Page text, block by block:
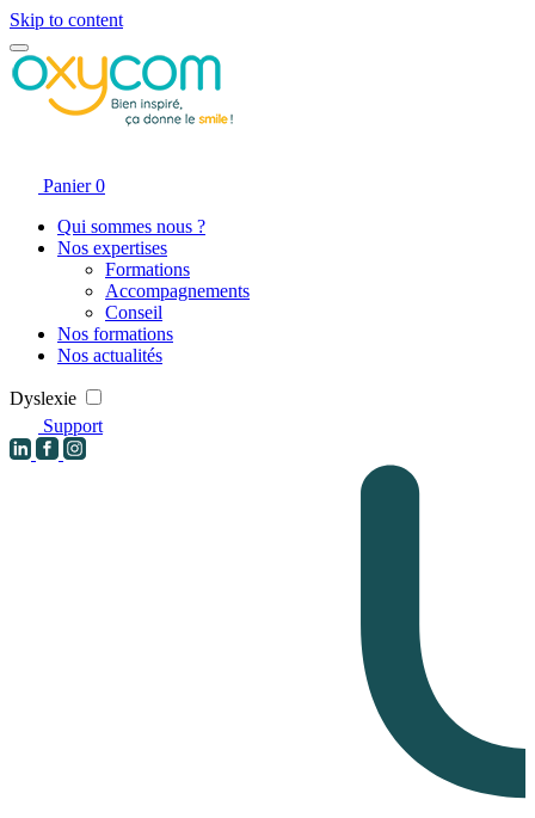
Skip to content
Panier 0
Qui sommes nous ?
Nos expertises
Formations
Accompagnements
Conseil
Nos formations
Nos actualités
Dyslexie
Support